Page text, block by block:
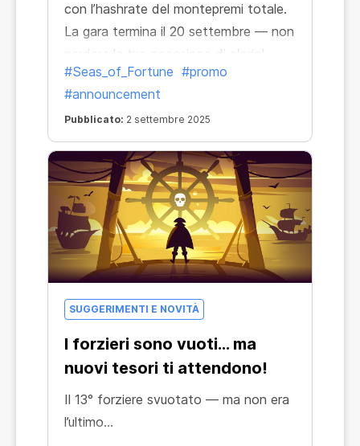
con l’hashrate del montepremi totale.
La gara termina il 20 settembre — non
perdere la tua occasione di gloria!
#Seas_of_Fortune #promo
#announcement
Pubblicato: 2 settembre 2025
SUGGERIMENTI E NOVITÀ
I forzieri sono vuoti… ma
nuovi tesori ti attendono!
Il 13° forziere svuotato — ma non era
l’ultimo…